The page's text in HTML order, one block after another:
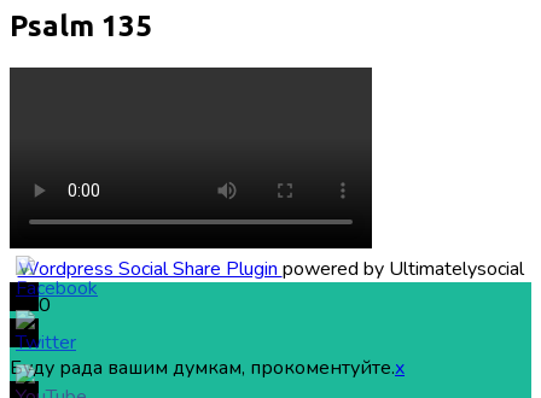
Psalm 135
Wordpress Social Share Plugin powered by Ultimatelysocial
0
Буду рада вашим думкам, прокоментуйте.x